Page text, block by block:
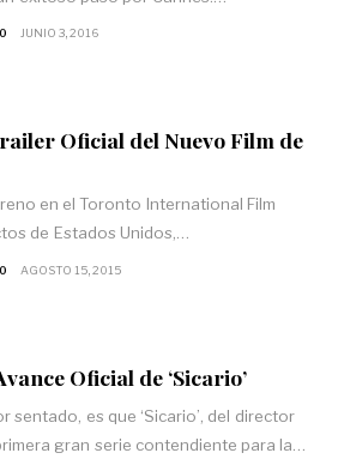
0 JUNIO 3, 2016
Oficial del Nuevo Film de
en el Toronto International Film
de Estados Unidos,…
0 AGOSTO 15, 2015
Oficial de ‘Sicario’
sentado, es que ‘Sicario’, del director
gran serie contendiente para la…